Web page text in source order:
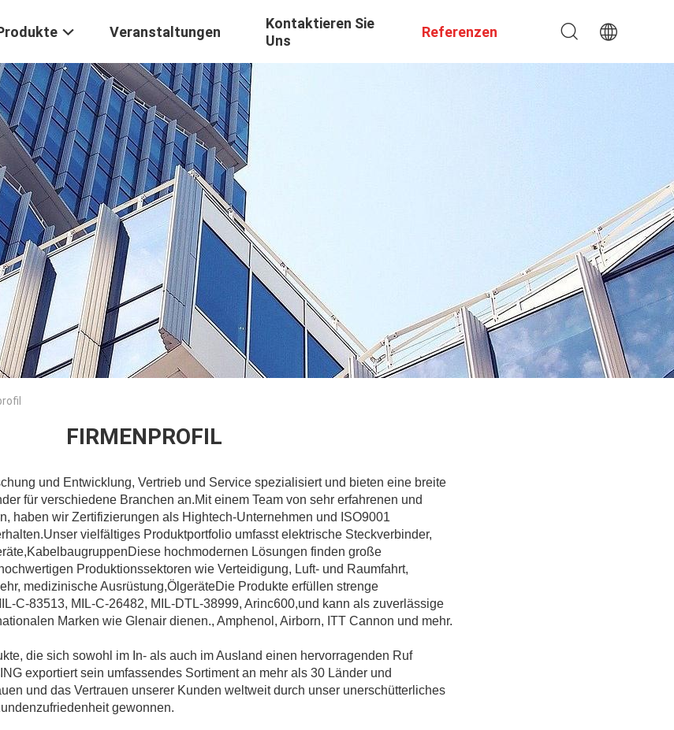
Veranstaltungen
Kontaktieren Sie
Uns
Referenzen
FIRMENPROFIL
und Entwicklung, Vertrieb und Service spezialisiert und bieten eine breite
für verschiedene Branchen an.Mit einem Team von sehr erfahrenen und
haben wir Zertifizierungen als Hightech-Unternehmen und ISO9001
vielfältiges Produktportfolio umfasst elektrische Steckverbinder,
hochmodernen Lösungen finden große
Produktionssektoren wie Verteidigung, Luft- und Raumfahrt,
medizinische Ausrüstung,ÖlgeräteDie Produkte erfüllen strenge
C-83513, MIL-C-26482, MIL-DTL-38999, Arinc600,und kann als zuverlässige
Marken wie Glenair dienen., Amphenol, Airborn, ITT Cannon und mehr.
die sich sowohl im In- als auch im Ausland einen hervorragenden Ruf
exportiert sein umfassendes Sortiment an mehr als 30 Länder und
und das Vertrauen unserer Kunden weltweit durch unser unerschütterliches
gewonnen.